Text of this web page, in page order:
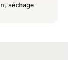
séchage